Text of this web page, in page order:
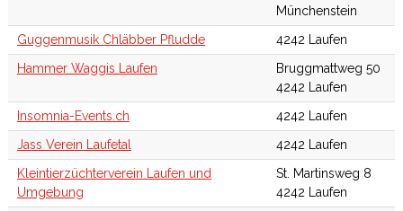
Münchenstein
Guggenmusik Chläbber Pfludde
4242 Laufen
Hammer Waggis Laufen
Bruggmattweg 50
4242 Laufen
Insomnia-Events.ch
4242 Laufen
Jass Verein Laufetal
4242 Laufen
Kleintierzüchterverein Laufen und
Umgebung
St. Martinsweg 8
4242 Laufen